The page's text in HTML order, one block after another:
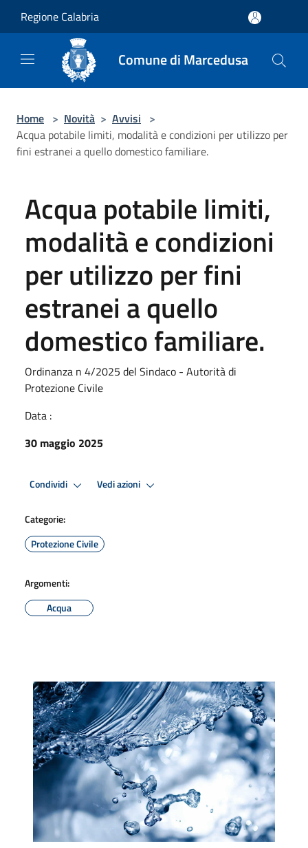
Regione Calabria
Comune di Marcedusa
Home > Novità > Avvisi >
Acqua potabile limiti, modalità e condizioni per utilizzo per
fini estranei a quello domestico familiare.
Acqua potabile limiti,
modalità e condizioni
per utilizzo per fini
estranei a quello
domestico familiare.
Ordinanza n 4/2025 del Sindaco - Autorità di
Protezione Civile
Data :
30 maggio 2025
Condividi Vedi azioni
Categorie:
Protezione Civile
Argomenti:
Acqua